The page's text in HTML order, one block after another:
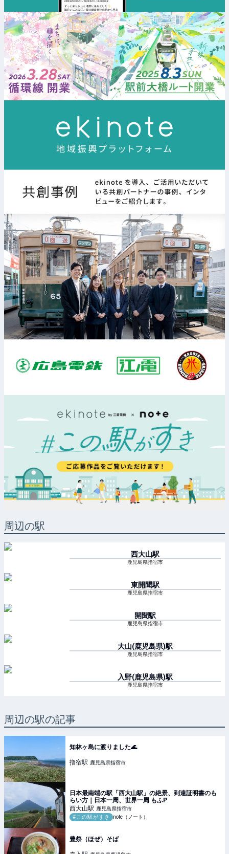
周辺の駅
西大山駅
鹿児島県指宿市
東開聞駅
鹿児島県指宿市
開聞駅
鹿児島県指宿市
大山(鹿児島県)駅
鹿児島県指宿市
入野(鹿児島県)駅
鹿児島県指宿市
周辺の駅の記事
知林ヶ島に渡りました🌊
指宿駅 鹿児島県指宿市
日本最南端の駅「西大山駅」の絶景、到達証明書のも
らい方｜日本一周、世界一周 もふP
西大山駅 鹿児島県指宿市
#この駅がすき
note（ノート）
豊祭（ほぜ）そば